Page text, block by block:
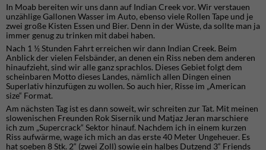
In Moab bereiten wir uns dann auf Indian Creek vor. Wir verstauen
unzählige Gallonen Wasser im Auto, ebenso viele Rollen Tape und je
zwei große Kisten Essen und Bier. Denn in der Wüste, da sollte man ja
immer genug zu trinken mit dabei haben.
Nach 1 ½ Stunden Fahrt erreichen wir dann Indian Creek. Beim
Anblick der vielen Felsbänder, an denen ein Riss neben dem anderen
hinaufzieht, sind wir alle ganz sprachlos. Dieses Gebiet folgt dem
scheinbaren Motto dieses Landes, nämlich allen Dingen einen
Superlativ hinzufügen zu wollen. So auch hier, Risse im „American
size“ Format.
Am nächsten Tag ist es dann soweit, wir schreiten zur Tat. Mit meinen
slowenischen Freunden Rok Sisernik und Matjaz Jeran marschiere
ich zum „Supercrack“ Sektor hinauf. Nachdem ich in einem kurzen
Riss aufwärme, wage ich mich an das erste 40 Meter Ungeheuer. Es
hat soeben 8 Stk. 2“ (zwei Zoll) sowie ein halbes Dutzend 3“ Friends